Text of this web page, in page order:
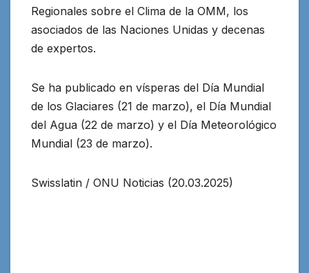
Regionales sobre el Clima de la OMM, los
asociados de las Naciones Unidas y decenas
de expertos.
Se ha publicado en vísperas del Día Mundial
de los Glaciares (21 de marzo), el Día Mundial
del Agua (22 de marzo) y el Día Meteorológico
Mundial (23 de marzo).
Swisslatin / ONU Noticias (20.03.2025)